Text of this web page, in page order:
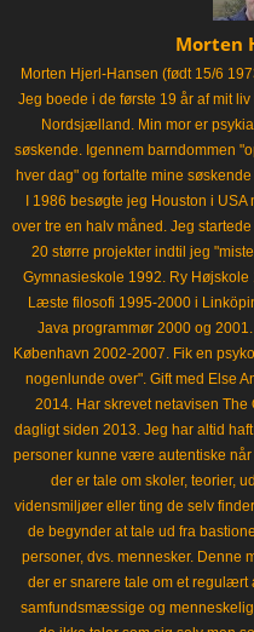
Morten
Morten Hjerl-Hansen (født 15/6
Jeg boede i de første 19 år af mit
Nordsjælland. Min mor er
søskende. Igennem barndommen
hver dag" og fortalte mine
I 1986 besøgte jeg Houston i
over tre en halv måned. Jeg
20 større projekter indtil jeg
Gymnasieskole 1992. Ry
Læste filosofi 1995-2000 i
Java programmør 2000 og
København 2002-2007. Fik en
nogenlunde over". Gift med Else
2014. Har skrevet netavisen
dagligt siden 2013. Jeg har altid
personer kunne være autentiske
der er tale om skoler, teorier,
vidensmiljøer eller ting de selv
de begynder at tale ud fra
personer, dvs. mennesker. Denne
der er snarere tale om et regulært
samfundsmæssige og